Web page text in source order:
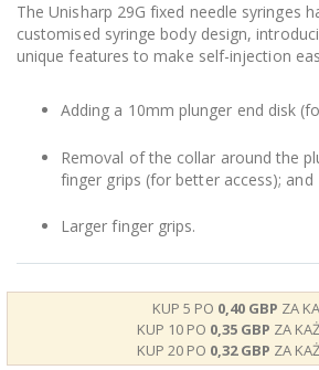
The Unisharp 29G fixed needle syringes
customised syringe body design,
unique features to make self-injection
Adding a 10mm plunger end disk
Removal of the collar around the
finger grips (for better access); and
Larger finger grips.
KUP 5 PO 0,40 GBP ZA
KUP 10 PO 0,35 GBP ZA
KUP 20 PO 0,32 GBP ZA